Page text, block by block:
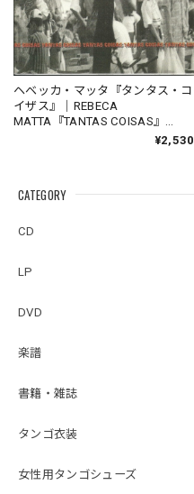
CATEGORY
CD
LP
DVD
楽譜
書籍・雑誌
タンゴ衣装
女性用タンゴシューズ
ヘベッカ・マッタ『タンタス・コ
イザス』｜REBECA
MATTA『TANTAS COISAS』
¥2,530